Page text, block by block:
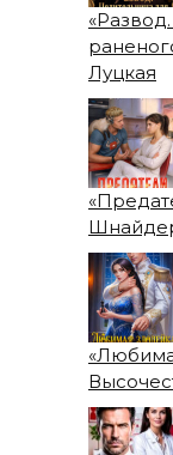
Луцкая